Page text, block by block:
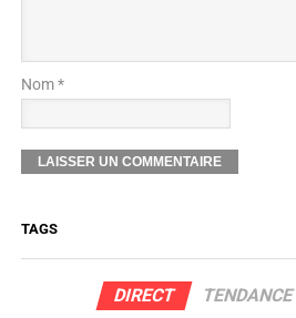
Nom *
TAGS
DIRECT TENDANCE